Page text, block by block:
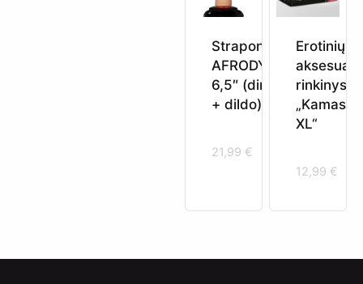
Straponas
AFRODYTA
6,5″ (diržai
+ dildo)
21,99 €
Erotinių
rinkinys
XL“
12,99 €